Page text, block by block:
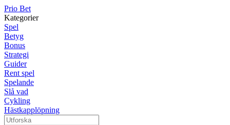
Prio Bet
Kategorier
Spel
Betyg
Bonus
Strategi
Guider
Rent spel
Spelande
Slå vad
Cykling
Hästkapplöpning